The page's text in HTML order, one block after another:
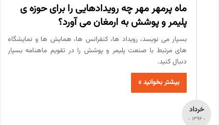
ماه پرمهر مهر چه رویدادهایی را برای حوزه ی
پلیمر و پوشش به ارمغان می آورد؟
بسپار می نویسد، رویداد ها، کنفرانس ها، همایش ها و نمایشگاه
های مرتبط با صنعت پلیمر و پوشش را در تقویم ماهنامه بسپار
دنبال کنید.
بیشتر بخوانید »
خرداد
- 1396 -